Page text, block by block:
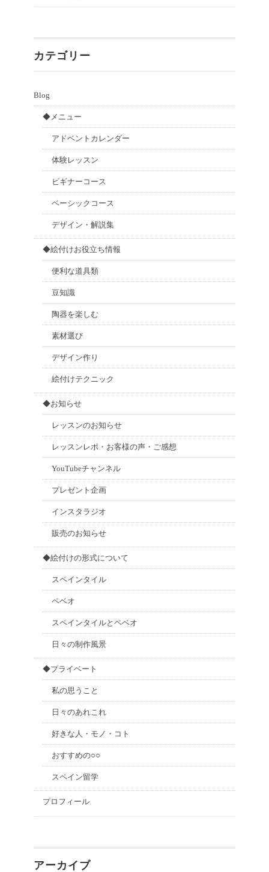
カテゴリー
Blog
◆メニュー
アドベントカレンダー
体験レッスン
ビギナーコース
ベーシックコース
デザイン・解説集
◆絵付けお役立ち情報
便利な道具類
豆知識
陶器を楽しむ
素材選び
デザイン作り
絵付けテクニック
◆お知らせ
レッスンのお知らせ
レッスンレポ・お客様の声・ご感想
YouTubeチャンネル
プレゼント企画
インスタラジオ
販売のお知らせ
◆絵付けの形式について
スペインタイル
ペベオ
スペインタイルとペベオ
日々の制作風景
◆プライベート
私の思うこと
日々のあれこれ
好きな人・モノ・コト
おすすめの○○
スペイン留学
プロフィール
アーカイブ